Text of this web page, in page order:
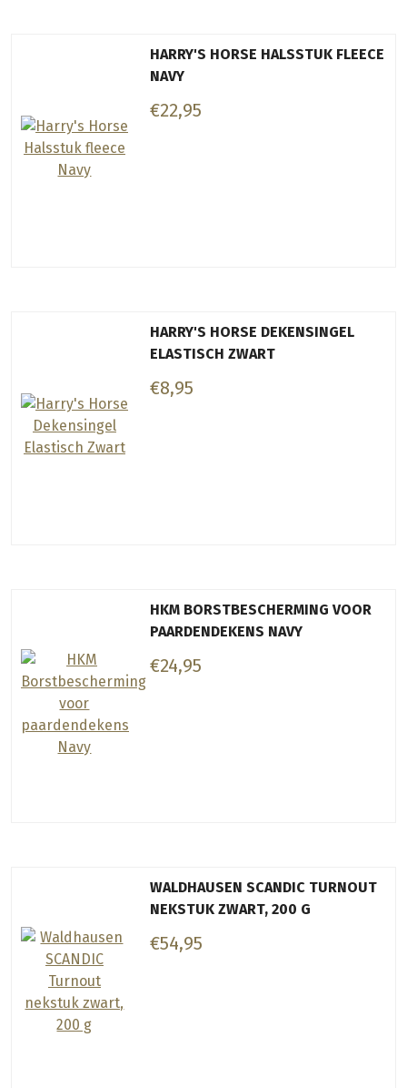
HARRY'S HORSE HALSSTUK FLEECE
NAVY
€22,95
HARRY'S HORSE DEKENSINGEL
ELASTISCH ZWART
€8,95
HKM BORSTBESCHERMING VOOR
PAARDENDEKENS NAVY
€24,95
WALDHAUSEN SCANDIC TURNOUT
NEKSTUK ZWART, 200 G
€54,95